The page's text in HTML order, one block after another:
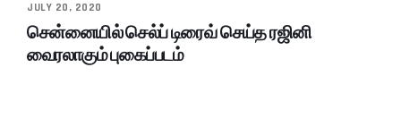
JULY 20, 2020
சென்னையில் செல்ப் டிரைவ் செய்த ரஜினி
வைரலாகும் புகைப்படம்